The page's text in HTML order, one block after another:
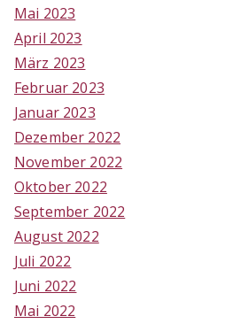
Mai 2023
April 2023
März 2023
Februar 2023
Januar 2023
Dezember 2022
November 2022
Oktober 2022
September 2022
August 2022
Juli 2022
Juni 2022
Mai 2022